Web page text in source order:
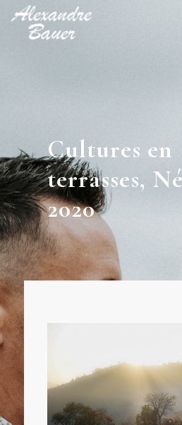
Cultures en
terrasses,
2020